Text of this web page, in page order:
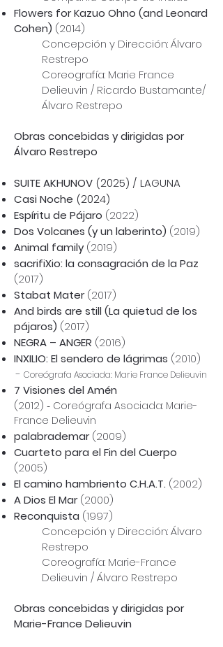
Flowers for Kazuo Ohno (and Leonard
Cohen) (2014)
Concepción y Dirección: Álvaro
Restrepo
Coreografía: Marie France
Delieuvin / Ricardo Bustamante/
Álvaro Restrepo
Obras concebidas y dirigidas por
Álvaro Restrepo
SUITE AKHUNOV (2025) / LAGUNA
Casi Noche (2024)
Espíritu de Pájaro (2022)
Dos Volcanes (y un laberinto) (2019)
Animal family(2019)
sacrifiXio: la consagración de la Paz
(2017)
Stabat Mater(2017)
And birds are still (La quietud de los
pájaros) (2017)
NEGRA – ANGER (2016)
INXILIO: El sendero de lágrimas (2010)
- Coreógrafa Asociada: Marie France Delieuvin
7 Visiones del Amén
(2012) - Coreógrafa Asociada: Marie-
France Delieuvin
palabrademar(2009)
Cuarteto para el Fin del Cuerpo
(2005)
El camino hambriento C.H.A.T. (2002)
A Dios El Mar(2000)
Reconquista (1997)
Concepción y Dirección: Álvaro
Restrepo
Coreografía: Marie-France
Delieuvin / Álvaro Restrepo
Obras concebidas y dirigidas por
Marie-France Delieuvin